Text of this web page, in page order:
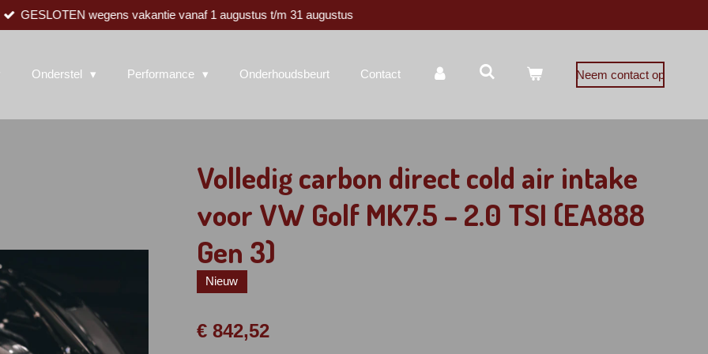
GESLOTEN wegens vakantie vanaf 1 augustus t/m 31 augustus
Onderstel Performance Onderhoudsbeurt Contact Neem contact op
Volledig carbon direct cold air intake
voor VW Golf MK7.5 – 2.0 TSI (EA888
Gen 3)
Nieuw
€ 842,52